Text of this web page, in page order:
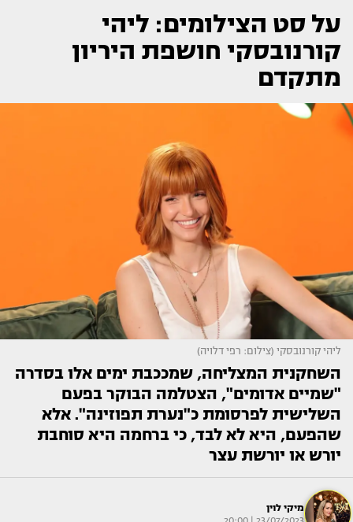
על סט הצילומים: ליהי
קורנובסקי חושפת היריון
מתקדם
ליהי קורנובסקי (צילום: רפי דלויה)
השחקנית המצליחה, שמככבת ימים אלו בסדרה
"שמיים אדומים", הצטלמה הבוקר בפעם
השלישית לפרסומת כ"נערת תפוזינה". אלא
שהפעם, היא לא לבד, כי ברחמה היא סוחבת
יורש או יורשת עצר
מיקי לוין